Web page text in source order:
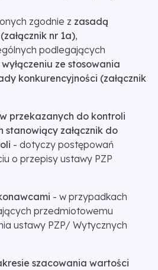
zgodnie z zasadą
nr 1a),
podlegających
ze stosowania
konkurencyjności (załącznik
przekazanych do kontroli
stanowiący załącznik do
- dotyczy postępowań
o przepisy ustawy PZP
- w przypadkach
przedmiotowemu
ustawy PZP/ Wytycznych
szacowania wartości